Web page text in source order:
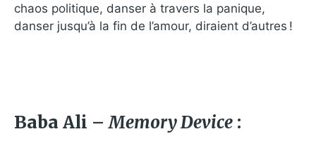
chaos politique, danser à travers la panique,
danser jusqu’à la fin de l’amour, diraient d’autres !
Baba Ali –Memory Device :